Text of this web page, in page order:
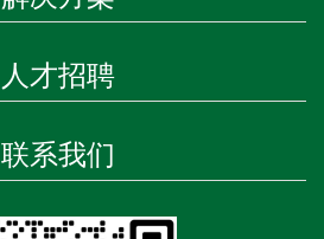
人才招聘
联系我们